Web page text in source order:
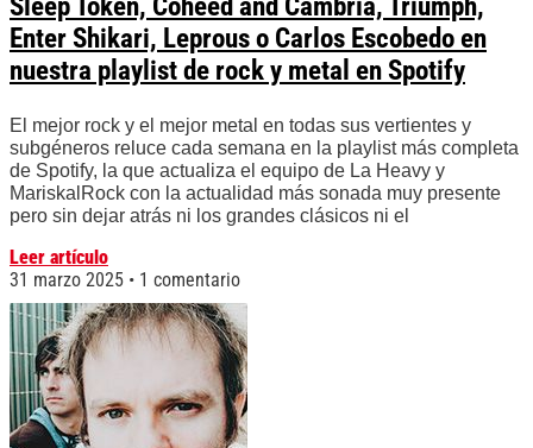
Sleep Token, Coheed and Cambria, Triumph,
Enter Shikari, Leprous o Carlos Escobedo en
nuestra playlist de rock y metal en Spotify
El mejor rock y el mejor metal en todas sus vertientes y
subgéneros reluce cada semana en la playlist más completa
de Spotify, la que actualiza el equipo de La Heavy y
MariskalRock con la actualidad más sonada muy presente
pero sin dejar atrás ni los grandes clásicos ni el
Leer artículo
31 marzo 2025
1 comentario